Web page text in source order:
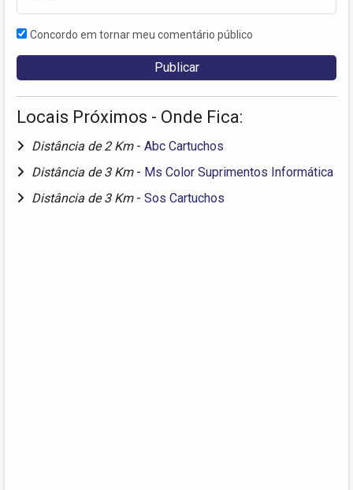
Concordo em tornar meu comentário público
Locais Próximos - Onde Fica:
Distância de 2 Km - Abc Cartuchos
Distância de 3 Km - Ms Color Suprimentos Informática
Distância de 3 Km - Sos Cartuchos